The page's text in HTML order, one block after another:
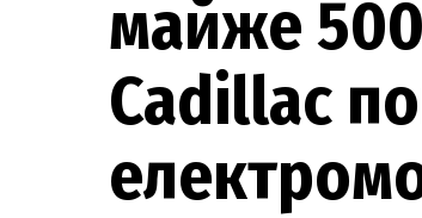
майже
Cadillac